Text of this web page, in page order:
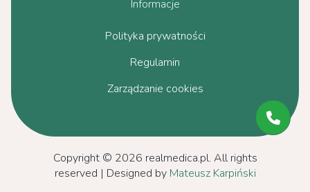
Informacje
Polityka prywatności
Regulamin
Zarządzanie cookies
Copyright © 2026 realmedica.pl. All rights
reserved | Designed by Mateusz Karpiński